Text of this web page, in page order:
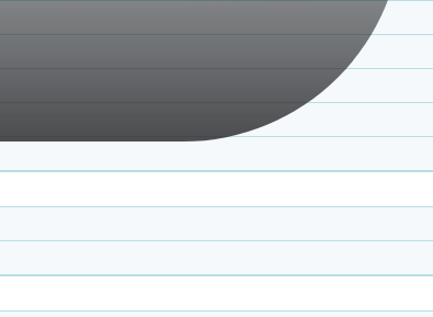
avec la méthode Montessori adaptée aux
dans les pratiques quotidiennes